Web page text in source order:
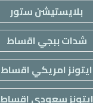
بلايستيشن ستور
شدات ببجي اقساط
ايتونز امريكي اقساط
ايتونز سعودي اقساط